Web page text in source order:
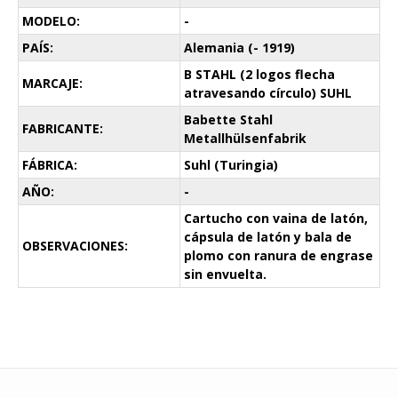
MODELO:
-
PAÍS:
Alemania (- 1919)
MARCAJE:
B STAHL (2 logos flecha
atravesando círculo) SUHL
FABRICANTE:
Babette Stahl
Metallhülsenfabrik
FÁBRICA:
Suhl (Turingia)
AÑO:
-
OBSERVACIONES:
Cartucho con vaina de latón,
cápsula de latón y bala de
plomo con ranura de engrase
sin envuelta.